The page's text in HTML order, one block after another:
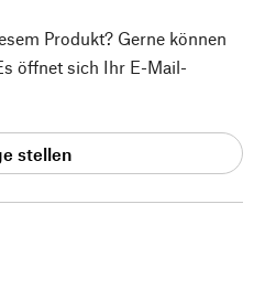
Produkt? Gerne können
öffnet sich Ihr E-Mail-
stellen